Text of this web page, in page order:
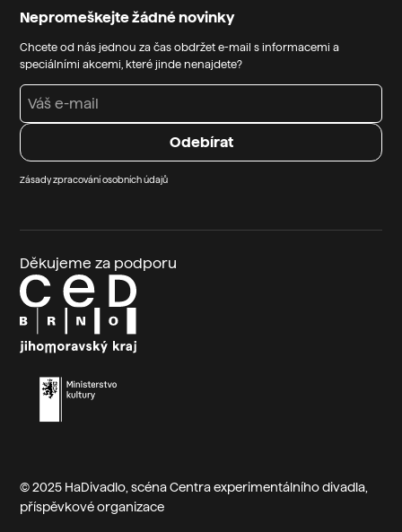
Nepromeškejte žádné novinky
Chcete od nás jednou za čas obdržet e-mail s informacemi a
speciálními akcemi, které jinde nenajdete?
Zásady zpracování osobních údajů
Děkujeme za podporu
© 2025 HaDivadlo, scénaCentra experimentálního divadla
příspěvkové organizace